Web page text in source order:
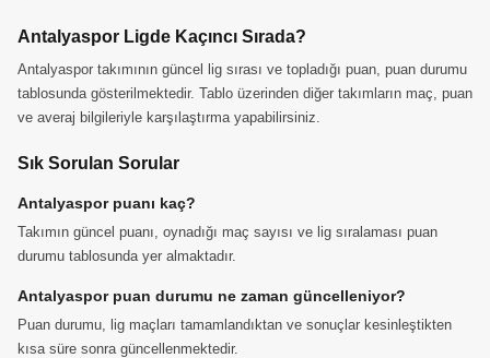
Antalyaspor Ligde Kaçıncı Sırada?
Antalyaspor takımının güncel lig sırası ve topladığı puan, puan durumu
tablosunda gösterilmektedir. Tablo üzerinden diğer takımların maç, puan
ve averaj bilgileriyle karşılaştırma yapabilirsiniz.
Sık Sorulan Sorular
Antalyaspor puanı kaç?
Takımın güncel puanı, oynadığı maç sayısı ve lig sıralaması puan
durumu tablosunda yer almaktadır.
Antalyaspor puan durumu ne zaman güncelleniyor?
Puan durumu, lig maçları tamamlandıktan ve sonuçlar kesinleştikten
kısa süre sonra güncellenmektedir.